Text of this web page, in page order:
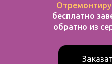
бесплатно
обратно из